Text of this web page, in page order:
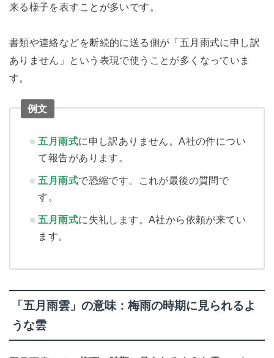
来る様子を表すことが多いです。
書類や連絡などを断続的に送る側が「五月雨式に申し訳
ありません」という表現で使うことが多くなっていま
す。
例文
五月雨式に申し訳ありません。A社の件につい
て報告があります。
五月雨式で恐縮です。これが最後の質問で
す。
五月雨式に失礼します。A社から依頼が来てい
ます。
「五月雨雲」の意味：梅雨の時期に見られるよ
うな雲